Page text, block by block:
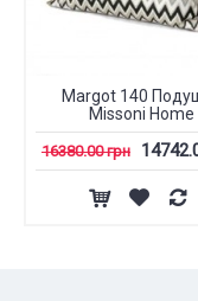
Margot 140
Missoni Home
16380.00 грн